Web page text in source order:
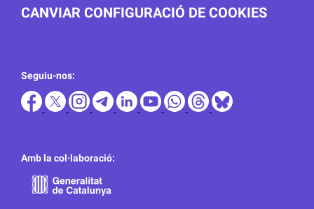
CANVIAR CONFIGURACIÓ DE COOKIES
Seguiu-nos:
Amb la col·laboració: